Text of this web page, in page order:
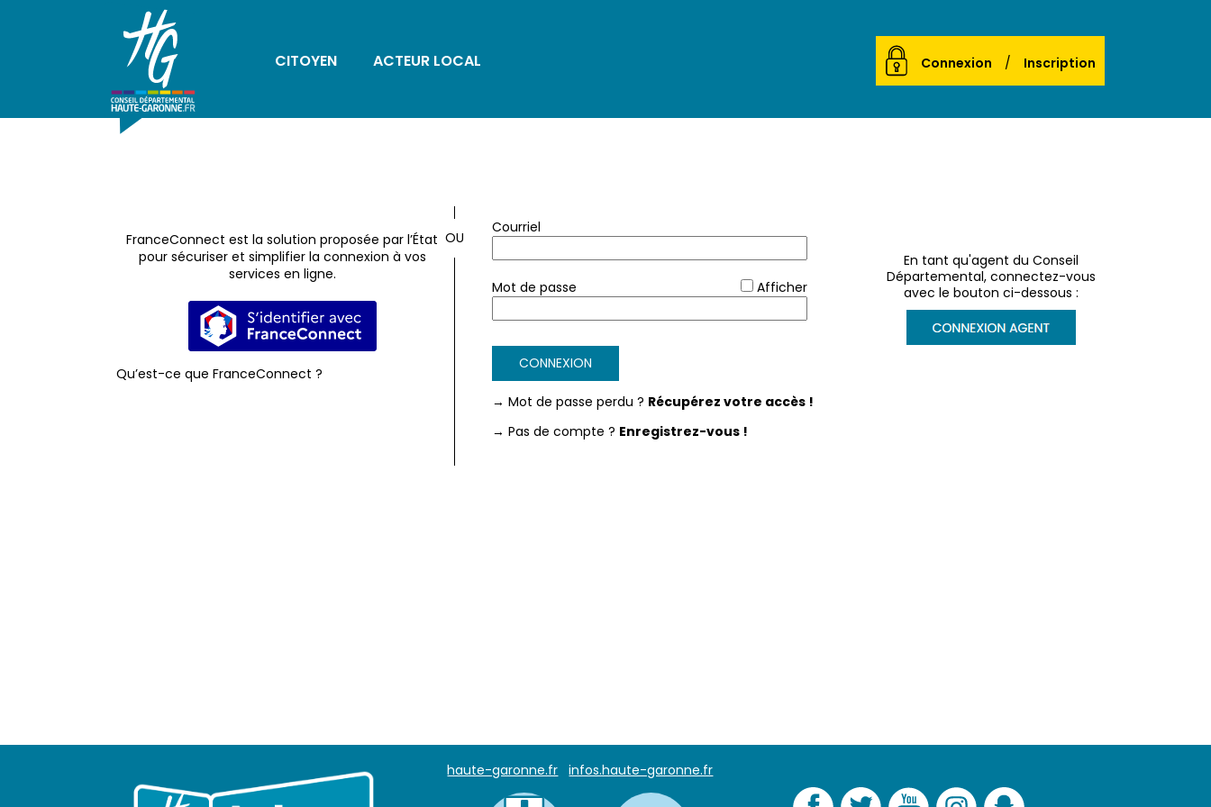
Connexion Inscription
CITOYEN ACTEUR LOCAL
En tant qu'agent du Conseil
Départemental, connectez-vous
avec le bouton ci-dessous :
FranceConnect est la solution proposée par l’État
pour sécuriser et simplifier la connexion à vos
services en ligne.
S’identifier avec FranceConnect
Qu’est-ce que FranceConnect ?
Courriel
Mot de passe Afficher
CONNEXION
→ Mot de passe perdu ? Récupérez votre accès !
→ Pas de compte ? Enregistrez-vous !
haute-garonne.fr infos.haute-garonne.fr